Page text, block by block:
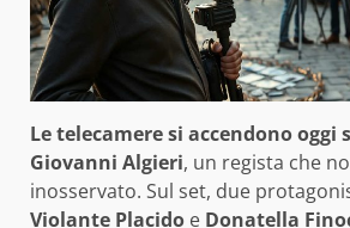
Le telecamere si accendono
Giovanni Algieri, un regista che
inosservato. Sul set, due
Violante Placido e Donatella